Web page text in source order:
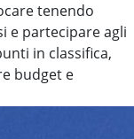
tenendo
e partecipare agli
in classifica,
budget e